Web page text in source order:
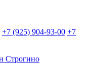
+7 (925) 904-93-00 +7
Строгино